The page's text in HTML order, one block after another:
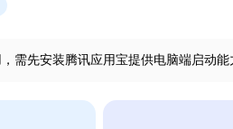
需先安装腾讯应用宝提供电脑端启动